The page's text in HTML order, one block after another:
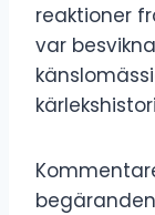
reaktioner
var